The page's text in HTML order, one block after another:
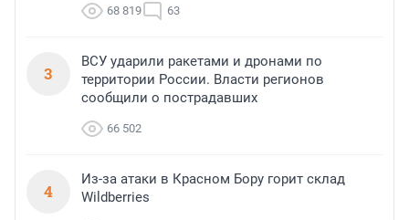
68 819 63
3
ВСУ ударили ракетами и дронами по
территории России. Власти регионов
сообщили о пострадавших
66 502
4
Из-за атаки в Красном Бору горит склад
Wildberries